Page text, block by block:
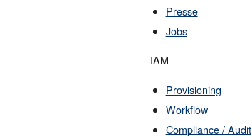
Presse
Jobs
IAM
Provisioning
Workflow
Compliance / Audit